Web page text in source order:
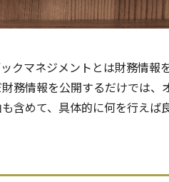
クマネジメントとは財務情報
務情報を公開するだけでは
含めて、具体的に何を行えば